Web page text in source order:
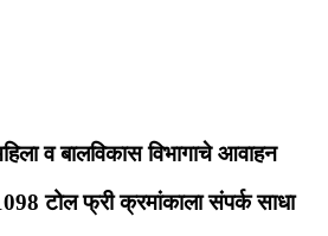
व बालविकास विभागाचे आवाहन
टोल फ्री क्रमांकाला संपर्क साधा